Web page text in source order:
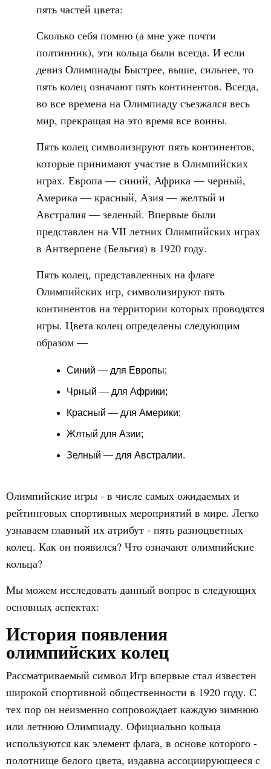
пять частей цвета:
Сколько себя помню (а мне уже почти
полтинник), эти кольца были всегда. И если
девиз Олимпиады Быстрее, выше, сильнее, то
пять колец означают пять континентов. Всегда,
во все времена на Олимпиаду съезжался весь
мир, прекращая на это время все воины.
Пять колец символизируют пять континентов,
которые принимают участие в Олимпийских
играх. Европа — синий, Африка — черный,
Америка — красный, Азия — желтый и
Австралия — зеленый. Впервые были
представлен на VII летних Олимпийских играх
в Антверпене (Бельгия) в 1920 году.
Пять колец, представленных на флаге
Олимпийских игр, символизируют пять
континентов на территории которых проводятся
игры. Цвета колец определены следующим
образом —
Синий — для Европы;
Чрный — для Африки;
Красный — для Америки;
Жлтый для Азии;
Зелный — для Австралии.
Олимпийские игры - в числе самых ожидаемых и
рейтинговых спортивных мероприятий в мире. Легко
узнаваем главный их атрибут - пять разноцветных
колец. Как он появился? Что означают олимпийские
кольца?
Мы можем исследовать данный вопрос в следующих
основных аспектах:
История появления
олимпийских колец
Рассматриваемый символ Игр впервые стал известен
широкой спортивной общественности в 1920 году. С
тех пор он неизменно сопровождает каждую зимнюю
или летнюю Олимпиаду. Официально кольца
используются как элемент флага, в основе которого -
полотнище белого цвета, издавна ассоциирующееся с